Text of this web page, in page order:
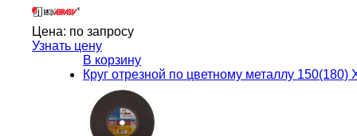
Цена: по запросу
Узнать цену
В корзину
Круг отрезной по цветному металлу